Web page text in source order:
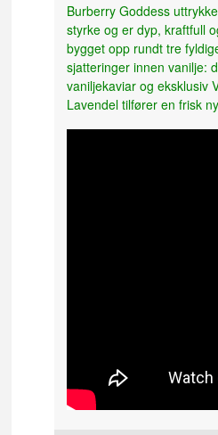
Burberry Goddess
styrke og er dyp, kraftfull
bygget opp rundt tre
sjatteringer innen vanilje:
vaniljekaviar og eksklusiv
Lavendel tilfører en frisk